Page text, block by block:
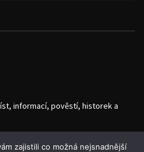
informací, pověstí, historek a
zajistili co možná nejsnadnější